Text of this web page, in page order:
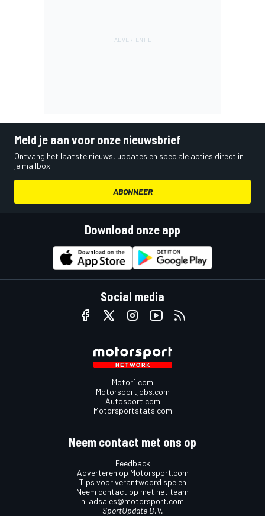
Meld je aan voor onze nieuwsbrief
Ontvang het laatste nieuws, updates en speciale acties direct in
je mailbox.
ABONNEER
Download onze app
Social media
Motor1.com
Motorsportjobs.com
Autosport.com
Motorsportstats.com
Neem contact met ons op
Feedback
Adverteren op Motorsport.com
Tips voor verantwoord spelen
Neem contact op met het team
nl.adsales@motorsport.com
SportUpdate B.V.